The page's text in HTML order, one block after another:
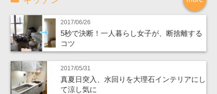
2017/06/26
5秒で決断！一人暮らし女子が、断捨離する
コツ
2017/05/31
真夏日突入、水回りを大理石インテリアにし
て涼し気に